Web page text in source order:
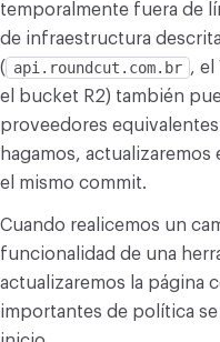
temporalmente fuera de
de infraestructura
( api.roundcut.com.br , el
el bucket R2) también
proveedores
hagamos,
el mismo commit.
Cuando realicemos un
funcionalidad de una
actualizaremos la página
importantes de política